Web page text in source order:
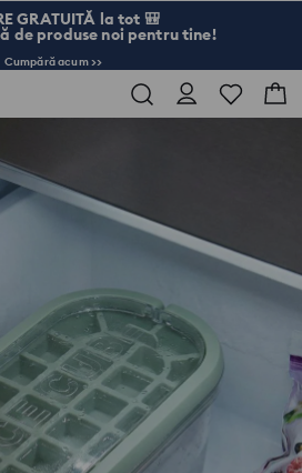
GRATUITĂ la tot 🎒
de produse noi pentru tine!
Cumpără acum >>